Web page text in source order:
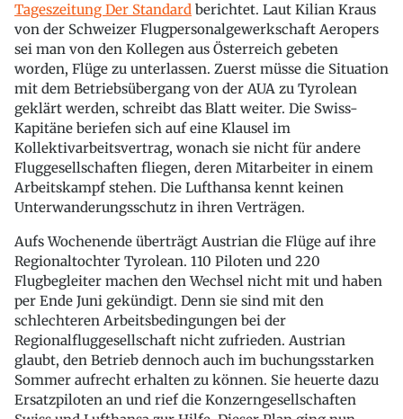
Tageszeitung Der Standard berichtet. Laut Kilian Kraus
von der Schweizer Flugpersonalgewerkschaft Aeropers
sei man von den Kollegen aus Österreich gebeten
worden, Flüge zu unterlassen. Zuerst müsse die Situation
mit dem Betriebsübergang von der AUA zu Tyrolean
geklärt werden, schreibt das Blatt weiter. Die Swiss-
Kapitäne beriefen sich auf eine Klausel im
Kollektivarbeitsvertrag, wonach sie nicht für andere
Fluggesellschaften fliegen, deren Mitarbeiter in einem
Arbeitskampf stehen. Die Lufthansa kennt keinen
Unterwanderungsschutz in ihren Verträgen.
Aufs Wochenende überträgt Austrian die Flüge auf ihre
Regionaltochter Tyrolean. 110 Piloten und 220
Flugbegleiter machen den Wechsel nicht mit und haben
per Ende Juni gekündigt. Denn sie sind mit den
schlechteren Arbeitsbedingungen bei der
Regionalfluggesellschaft nicht zufrieden. Austrian
glaubt, den Betrieb dennoch auch im buchungsstarken
Sommer aufrecht erhalten zu können. Sie heuerte dazu
Ersatzpiloten an und rief die Konzerngesellschaften